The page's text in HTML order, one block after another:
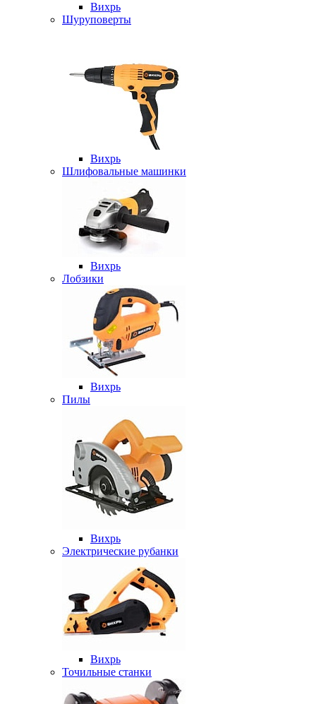
Вихрь
Шуруповерты
Вихрь
Шлифовальные машинки
Вихрь
Лобзики
Вихрь
Пилы
Вихрь
Электрические рубанки
Вихрь
Точильные станки